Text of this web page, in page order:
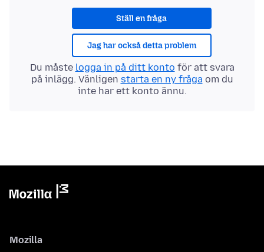
Ställ en fråga
Jag har också detta problem
Du måste logga in på ditt konto för att svara
på inlägg. Vänligen starta en ny fråga om du
inte har ett konto ännu.
Mozilla